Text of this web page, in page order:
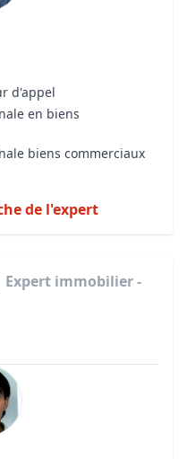
d'appel
en biens
biens commerciaux
de l'expert
Expert immobilier -